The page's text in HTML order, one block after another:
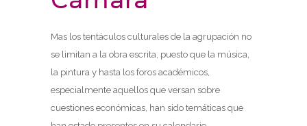
Mas los tentáculos culturales de la agrupación no
se limitan a la obra escrita, puesto que la música,
la pintura y hasta los foros académicos,
especialmente aquellos que versan sobre
cuestiones económicas, han sido temáticas que